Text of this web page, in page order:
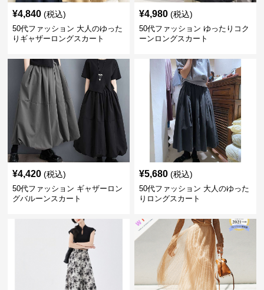
¥4,840 (税込)
50代ファッション 大人のゆった
りギャザーロングスカート
¥4,980 (税込)
50代ファッション ゆったりコク
ーンロングスカート
¥4,420 (税込)
50代ファッション ギャザーロン
グバルーンスカート
¥5,680 (税込)
50代ファッション 大人のゆった
りロングスカート